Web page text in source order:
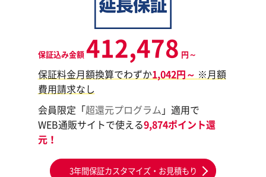
保証込み金額412,478 円～
保証料金月額換算でわずか1,042円～ ※月額
費用請求なし
会員限定「超還元プログラム 」適用で
WEB通販サイトで使える9,874ポイント還
元！
3年間保証カスタマイズ・お見積もり